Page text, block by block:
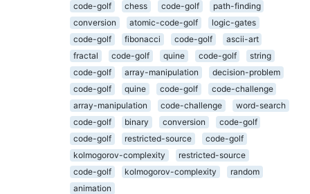
code-golf
chess code-golf
path-finding
conversion
atomic-code-golf
logic-gates
code-golf
fibonacci code-golf
ascii-art
fractal
code-golf quine code-golf
string
code-golf
array-manipulation
decision-problem
code-golf
quine code-golf
code-challenge
array-manipulation
code-challenge
word-search
code-golf
binary conversion
code-golf
code-golf
restricted-source
code-golf
kolmogorov-complexity
restricted-source
code-golf
kolmogorov-complexity
random
animation